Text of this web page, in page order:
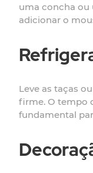
uma concha ou
adicionar o
Leve as taças
firme. O tempo
fundamental